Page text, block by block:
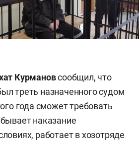
Курмановсообщил, что
треть назначенного судом
года сможет требовать
наказание
работает в хозотряде